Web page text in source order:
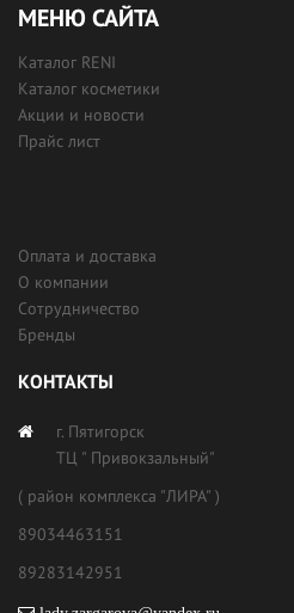
МЕНЮ САЙТА
Каталог RENI
Каталог косметики
Акции и новости
Прайс лист
Оплата и доставка
О компании
Сотрудничество
Бренды
КОНТАКТЫ
г. Пятигорск
ТЦ " Привокзальный"
( район комплекса "ЛИРА" )
89034463151
89283142951